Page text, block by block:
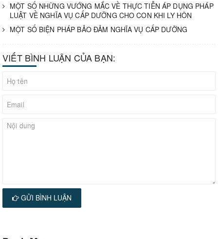
MỘT SỐ NHỮNG VƯỚNG MẮC VỀ THỰC TIỄN ÁP DỤNG PHÁP
LUẬT VỀ NGHĨA VỤ CẤP DƯỠNG CHO CON KHI LY HÔN
MỘT SỐ BIỆN PHÁP BẢO ĐẢM NGHĨA VỤ CẤP DƯỠNG
VIẾT BÌNH LUẬN CỦA BẠN:
GỬI BÌNH LUẬN